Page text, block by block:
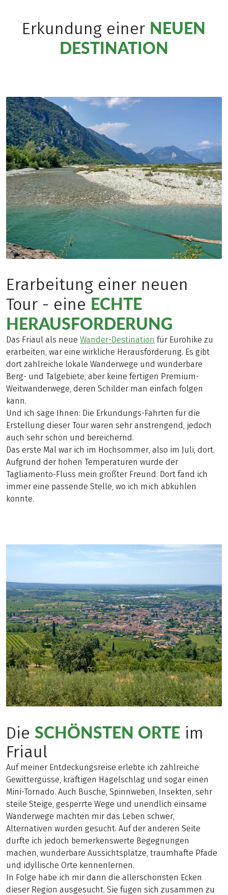
Erkundung einer NEUEN
DESTINATION
Erarbeitung einer neuen
Tour - eine ECHTE
HERAUSFORDERUNG
Das Friaul als neue Wander-Destination für Eurohike zu
erarbeiten, war eine wirkliche Herausforderung. Es gibt
dort zahlreiche lokale Wanderwege und wunderbare
Berg- und Talgebiete, aber keine fertigen Premium-
Weitwanderwege, deren Schilder man einfach folgen
kann.
Und ich sage Ihnen: Die Erkundungs-Fahrten für die
Erstellung dieser Tour waren sehr anstrengend, jedoch
auch sehr schön und bereichernd.
Das erste Mal war ich im Hochsommer, also im Juli, dort.
Aufgrund der hohen Temperaturen wurde der
Tagliamento-Fluss mein größter Freund. Dort fand ich
immer eine passende Stelle, wo ich mich abkühlen
konnte.
Die SCHÖNSTEN ORTE im
Friaul
Auf meiner Entdeckungsreise erlebte ich zahlreiche
Gewittergüsse, kräftigen Hagelschlag und sogar einen
Mini-Tornado. Auch Büsche, Spinnweben, Insekten, sehr
steile Steige, gesperrte Wege und unendlich einsame
Wanderwege machten mir das Leben schwer,
Alternativen wurden gesucht. Auf der anderen Seite
durfte ich jedoch bemerkenswerte Begegnungen
machen, wunderbare Aussichtsplätze, traumhafte Pfade
und idyllische Orte kennenlernen.
In Folge habe ich mir dann die allerschönsten Ecken
dieser Region ausgesucht. Sie fügen sich zusammen zu